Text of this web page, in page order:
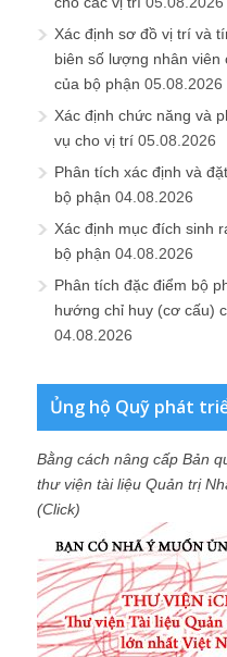
Xác định sơ đồ vị trí và
biên số lượng nhân viên
của bộ phận 05.08.2026
Xác định chức năng và
vụ cho vị trí 05.08.2026
Phân tích xác định và
bộ phận 04.08.2026
Xác định mục đích sinh
bộ phận 04.08.2026
Phân tích đặc điểm bộ
hướng chỉ huy (cơ cấu)
04.08.2026
Ủng hộ Quỹ phát
Bằng cách nâng cấp Bản
thư viện tài liệu Quản trị
(Click)